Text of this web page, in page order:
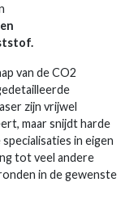
van de CO2
zijn vrijwel
maar snijdt harde
in eigen
tot veel andere
in de gewenste